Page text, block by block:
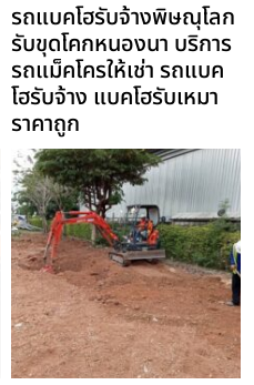
รถแบคโฮรับจ้างพิษณุโลก
รับขุดโคกหนองนา บริการ
รถแม็คโครให้เช่า รถแบค
โฮรับจ้าง แบคโฮรับเหมา
ราคาถูก